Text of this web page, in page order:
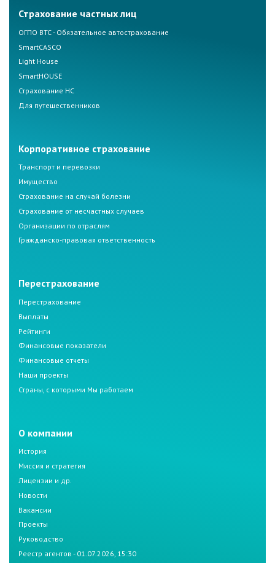
Страхование частных лиц
ОГПО ВТС - Обязательное автострахование
SmartCASCO
Light House
SmartHOUSE
Страхование НС
Для путешественников
Корпоративное страхование
Транспорт и перевозки
Имущество
Страхование на случай болезни
Страхование от несчастных случаев
Организации по отраслям
Гражданско-правовая ответственность
Перестрахование
Перестрахование
Выплаты
Рейтинги
Финансовые показатели
Финансовые отчеты
Наши проекты
Страны, с которыми Мы работаем
О компании
История
Миссия и стратегия
Лицензии и др.
Новости
Вакансии
Проекты
Руководство
Реестр агентов - 01.07.2026, 15:30